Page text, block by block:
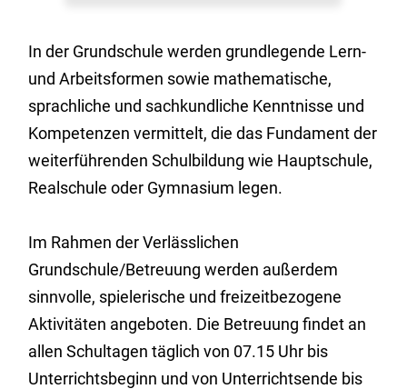
In der Grundschule werden grundlegende Lern-
und Arbeitsformen sowie mathematische,
sprachliche und sachkundliche Kenntnisse und
Kompetenzen vermittelt, die das Fundament der
weiterführenden Schulbildung wie Hauptschule,
Realschule oder Gymnasium legen.
Im Rahmen der Verlässlichen
Grundschule/Betreuung werden außerdem
sinnvolle, spielerische und freizeitbezogene
Aktivitäten angeboten. Die Betreuung findet an
allen Schultagen täglich von 07.15 Uhr bis
Unterrichtsbeginn und von Unterrichtsende bis